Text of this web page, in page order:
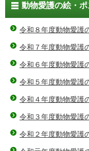
動物愛護の絵・
令和８年度動物愛護
令和７年度動物愛護
令和６年度動物愛護
令和５年度動物愛護
令和４年度動物愛護
令和３年度動物愛護
令和２年度動物愛護